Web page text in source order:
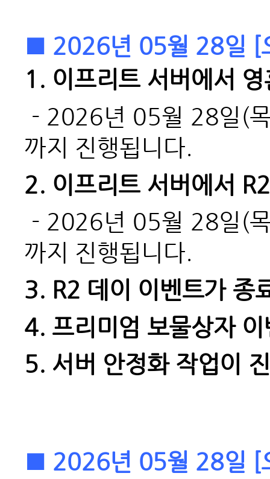
■ 2026년 05월 28일 [
1. 이프리트 서버에서
- 2026년 05월 28일(
까지 진행됩니다.
2. 이프리트 서버에서
- 2026년 05월 28일(
까지 진행됩니다.
3. R2 데이 이벤트가 종
4. 프리미엄 보물상자
5. 서버 안정화 작업이
■ 2026년 05월 28일 [